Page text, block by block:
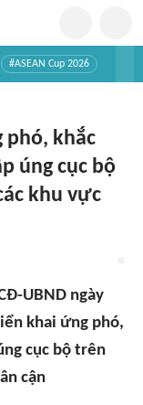
#ASEAN Cup 2026
khắc
úng cục bộ
khu vực
UBND ngày
khai ứng phó,
cục bộ trên
cận